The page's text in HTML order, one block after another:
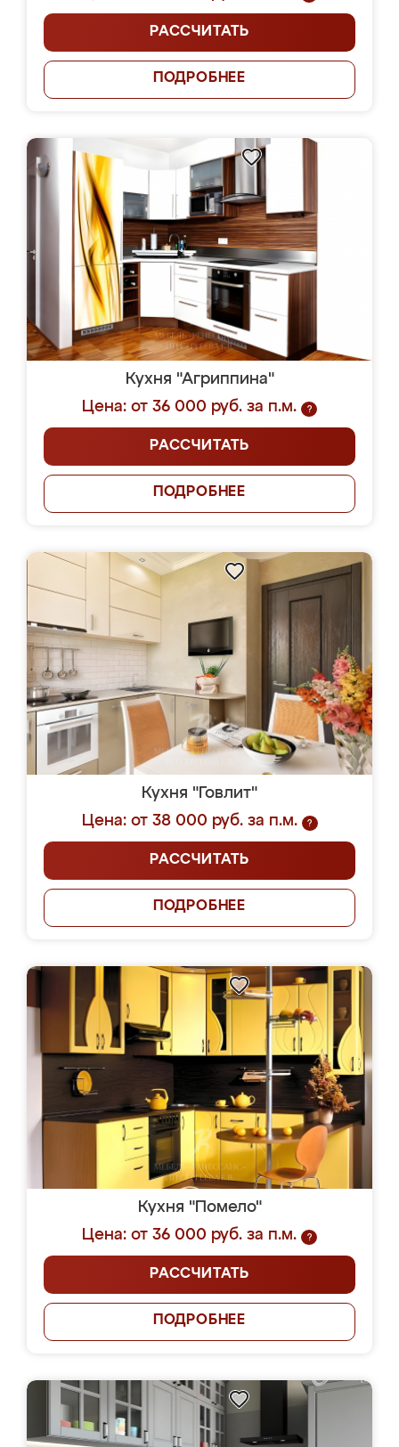
РАССЧИТАТЬ
ПОДРОБНЕЕ
Кухня "Агриппина"
Цена: от 36 000 руб. за п.м.
?
РАССЧИТАТЬ
ПОДРОБНЕЕ
Кухня "Говлит"
Цена: от 38 000 руб. за п.м.
?
РАССЧИТАТЬ
ПОДРОБНЕЕ
Кухня "Помело"
Цена: от 36 000 руб. за п.м.
?
РАССЧИТАТЬ
ПОДРОБНЕЕ